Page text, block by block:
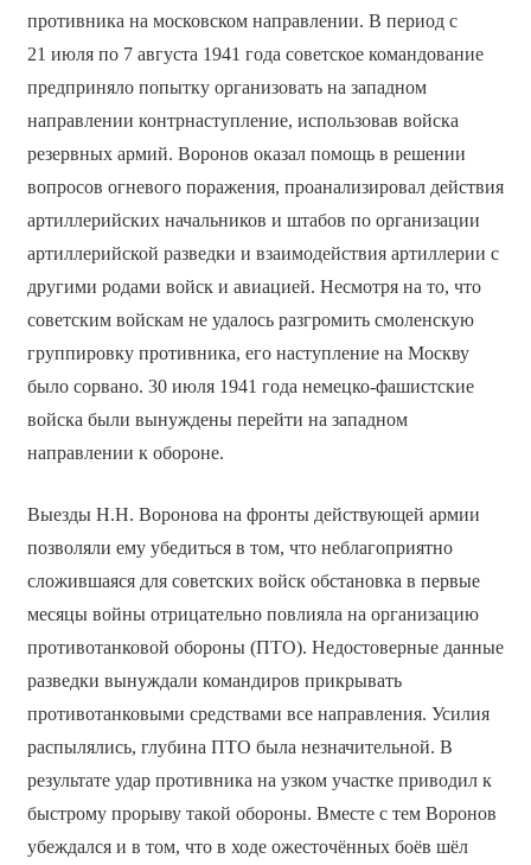
противника на московском направлении. В период с
21 июля по 7 августа 1941 года советское командование
предприняло попытку организовать на западном
направлении контрнаступление, использовав войска
резервных армий. Воронов оказал помощь в решении
вопросов огневого поражения, проанализировал действия
артиллерийских начальников и штабов по организации
артиллерийской разведки и взаимодействия артиллерии с
другими родами войск и авиацией. Несмотря на то, что
советским войскам не удалось разгромить смоленскую
группировку противника, его наступление на Москву
было сорвано. 30 июля 1941 года немецко-фашистские
войска были вынуждены перейти на западном
направлении к обороне.
Выезды Н.Н. Воронова на фронты действующей армии
позволяли ему убедиться в том, что неблагоприятно
сложившаяся для советских войск обстановка в первые
месяцы войны отрицательно повлияла на организацию
противотанковой обороны (ПТО). Недостоверные данные
разведки вынуждали командиров прикрывать
противотанковыми средствами все направления. Усилия
распылялись, глубина ПТО была незначительной. В
результате удар противника на узком участке приводил к
быстрому прорыву такой обороны. Вместе с тем Воронов
убеждался и в том, что в ходе ожесточённых боёв шёл